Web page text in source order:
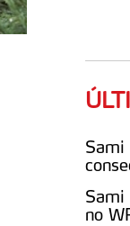
Sami
Sami
no